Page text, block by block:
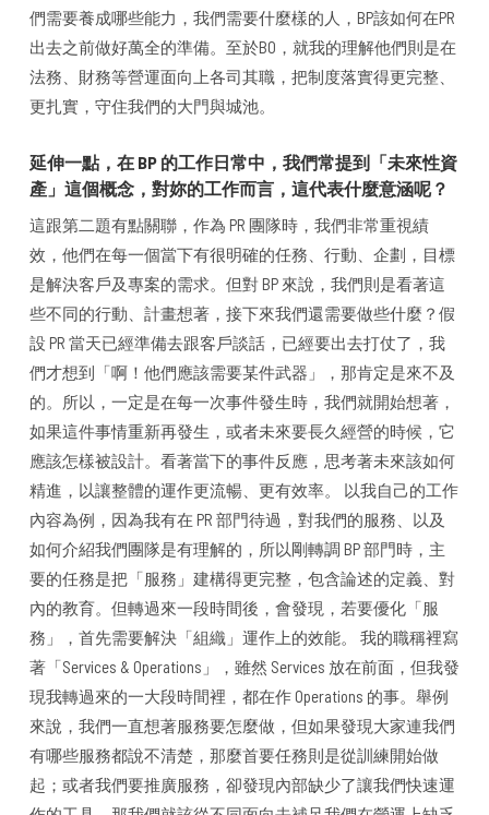
們需要養成哪些能力，我們需要什麼樣的人，BP該如何在PR
出去之前做好萬全的準備。至於BO，就我的理解他們則是在
法務、財務等營運面向上各司其職，把制度落實得更完整、
更扎實，守住我們的大門與城池。
延伸一點，在 BP 的工作日常中，我們常提到「未來性資
產」這個概念，對妳的工作而言，這代表什麼意涵呢？
這跟第二題有點關聯，作為 PR 團隊時，我們非常重視績
效，他們在每一個當下有很明確的任務、行動、企劃，目標
是解決客戶及專案的需求。但對 BP 來說，我們則是看著這
些不同的行動、計畫想著，接下來我們還需要做些什麼？假
設 PR 當天已經準備去跟客戶談話，已經要出去打仗了，我
們才想到「啊！他們應該需要某件武器」，那肯定是來不及
的。所以，一定是在每一次事件發生時，我們就開始想著，
如果這件事情重新再發生，或者未來要長久經營的時候，它
應該怎樣被設計。看著當下的事件反應，思考著未來該如何
精進，以讓整體的運作更流暢、更有效率。 以我自己的工作
內容為例，因為我有在 PR 部門待過，對我們的服務、以及
如何介紹我們團隊是有理解的，所以剛轉調 BP 部門時，主
要的任務是把「服務」建構得更完整，包含論述的定義、對
內的教育。但轉過來一段時間後，會發現，若要優化「服
務」，首先需要解決「組織」運作上的效能。 我的職稱裡寫
著「Services & Operations」，雖然 Services 放在前面，但我發
現我轉過來的一大段時間裡，都在作 Operations 的事。舉例
來說，我們一直想著服務要怎麼做，但如果發現大家連我們
有哪些服務都說不清楚，那麼首要任務則是從訓練開始做
起；或者我們要推廣服務，卻發現內部缺少了讓我們快速運